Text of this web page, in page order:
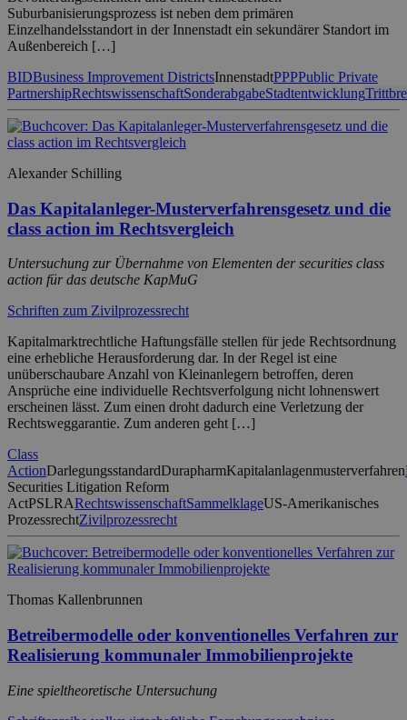
Suburbanisierungsprozess ist neben dem primären
Einzelhandelsstandort in der Innenstadt ein sekundärer Standort im
Außenbereich […]
BIDBusiness Improvement DistrictsInnenstadtPPPPublic Private
PartnershipRechtswissenschaftSonderabgabeStadtentwicklung
Alexander Schilling
Das Kapitalanleger-Musterverfahrensgesetz und die
class action im Rechtsvergleich
Untersuchung zur Übernahme von Elementen der securities class
action für das deutsche KapMuG
Schriften zum Zivilprozessrecht
Kapitalmarktrechtliche Haftungsfälle stellen für jede Rechtsordnung
eine erhebliche Herausforderung dar. In der Regel ist eine
unüberschaubare Anzahl von Kleinanlegern betroffen, deren
Ansprüche eine individuelle Rechtsverfolgung nicht lohnenswert
erscheinen lässt. Zum einen droht dadurch eine Verletzung der
Rechtsweggarantie. Zum anderen geht […]
Class
ActionDarlegungsstandardDurapharmKapitalanlagenmusterverfahren
Securities Litigation Reform
ActPSLRARechtswissenschaftSammelklageUS-Amerikanisches
ProzessrechtZivilprozessrecht
Thomas Kallenbrunnen
Betreibermodelle oder konventionelles Verfahren zur
Realisierung kommunaler Immobilienprojekte
Eine spieltheoretische Untersuchung